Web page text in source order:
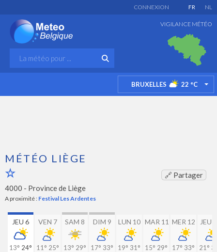
FR NL
CONNEXION
VIGILANCE MÉTÉO
BRUXELLES 22 °C
MÉTÉO LIÈGE
🔗 Partager
4000 - Province de Liège
A proximité : Festival Les Ardentes
JEU 6
13° 24°
VEN 7
11° 25°
SAM 8
13° 29°
DIM 9
17° 33°
LUN 10
19° 31°
MAR 11
15° 29°
MER 12
17° 33°
JEU
21°